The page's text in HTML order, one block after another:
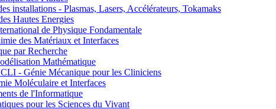
installations - Plasmas, Lasers, Accélérateurs, Tokamaks
Hautes Energies
de Physique Fondamentale
des Matériaux et Interfaces
par Recherche
Mathématique
- Génie Mécanique pour les Cliniciens
Moléculaire et Interfaces
de l'Informatique
pour les Sciences du Vivant